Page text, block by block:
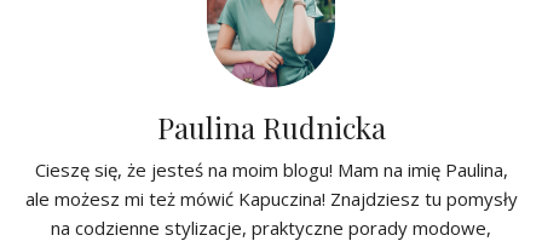
Paulina Rudnicka
Cieszę się, że jesteś na moim blogu! Mam na imię Paulina,
ale możesz mi też mówić Kapuczina! Znajdziesz tu pomysły
na codzienne stylizacje, praktyczne porady modowe,